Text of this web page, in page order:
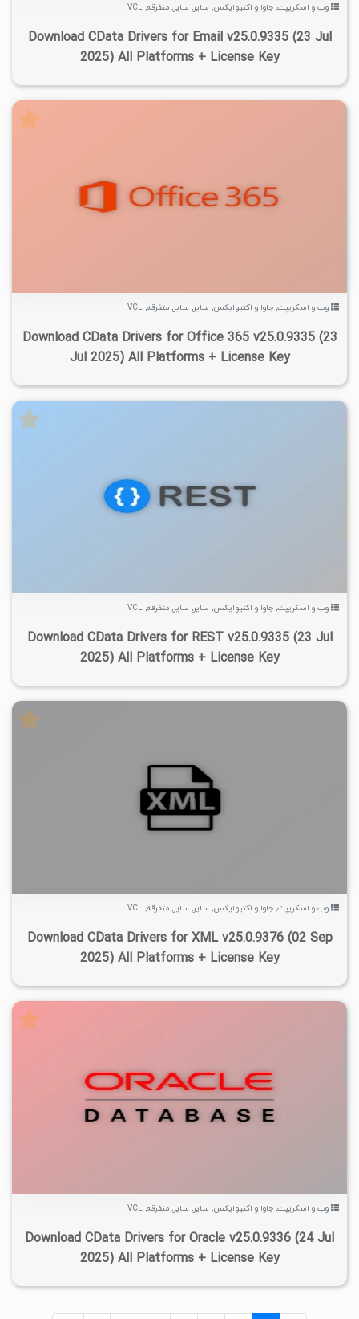
وب و اسکریپت, جاوا و اکتیوایکس, سایر, سایر, متفرقه,
VCL
Download CData Drivers for Email v25.0.9335 (23 Jul
2025) All Platforms + License Key
۳/۰۷K ۲۶/۷K ۱۴۰۴/۰۷/۰۸ ۰
وب و اسکریپت, جاوا و اکتیوایکس, سایر, سایر, متفرقه,
VCL
Download CData Drivers for Office 365 v25.0.9335 (23
Jul 2025) All Platforms + License Key
۱۴۰۴/۰۷/۱۹
وب و اسکریپت, جاوا و اکتیوایکس, سایر, سایر, متفرقه,
VCL
Download CData Drivers for REST v25.0.9335 (23 Jul
2025) All Platforms + License Key
۶/۸۶K ۱۴۰۴/۰۸/۱۸
وب و اسکریپت, جاوا و اکتیوایکس, سایر, سایر, متفرقه,
VCL
Download CData Drivers for XML v25.0.9376 (02 Sep
2025) All Platforms + License Key
۸/۴۱K ۱۴۰۴/۰۷/۰۱
وب و اسکریپت, جاوا و اکتیوایکس, سایر, سایر, متفرقه,
VCL
Download CData Drivers for Oracle v25.0.9336 (24 Jul
2025) All Platforms + License Key